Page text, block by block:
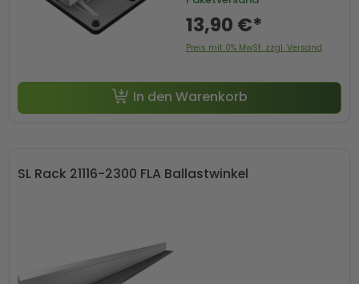
13,90 €*
Preis mit 0% MwSt. zzgl. Versand
In den Warenkorb
SL Rack 21116-2300 FLA Ballastwinkel